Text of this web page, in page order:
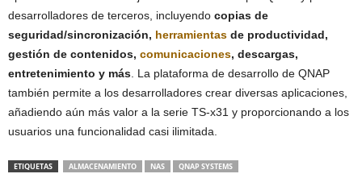
desarrolladores de terceros, incluyendo copias de
seguridad/sincronización, herramientas de productividad,
gestión de contenidos, comunicaciones, descargas,
entretenimiento y más . La plataforma de desarrollo de QNAP
también permite a los desarrolladores crear diversas aplicaciones,
añadiendo aún más valor a la serie TS-x31 y proporcionando a los
usuarios una funcionalidad casi ilimitada.
ETIQUETAS ALMACENAMIENTO NAS QNAP SYSTEMS